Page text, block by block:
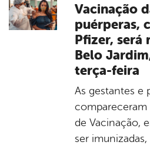
Vacinação
puérperas,
Pfizer, será
Belo
terça-feira
As gestantes e
compareceram
de Vacinação,
ser